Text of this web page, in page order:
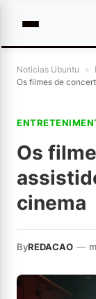
Noticias Ubuntu »
Os filmes de
Os
cinema
ByREDACAO —